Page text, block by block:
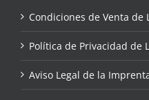
Condiciones de Venta de
Política de Privacidad de
Aviso Legal de la